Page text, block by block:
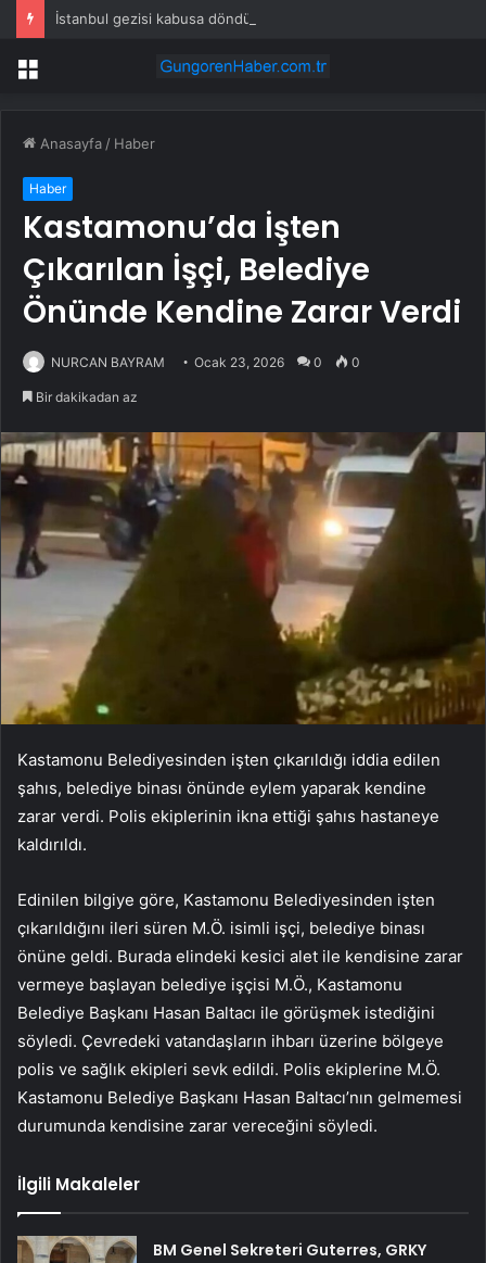
Menü
Anasayfa / Haber
Haber
Kastamonu’da İşten
Çıkarılan İşçi, Belediye
Önünde Kendine Zarar Verdi
NURCAN BAYRAM Ocak 23, 2026 0 0
Bir dakikadan az
Kastamonu Belediyesinden işten çıkarıldığı iddia edilen
şahıs, belediye binası önünde eylem yaparak kendine
zarar verdi. Polis ekiplerinin ikna ettiği şahıs hastaneye
kaldırıldı.
Edinilen bilgiye göre, Kastamonu Belediyesinden işten
çıkarıldığını ileri süren M.Ö. isimli işçi, belediye binası
önüne geldi. Burada elindeki kesici alet ile kendisine zarar
vermeye başlayan belediye işçisi M.Ö., Kastamonu
Belediye Başkanı Hasan Baltacı ile görüşmek istediğini
söyledi. Çevredeki vatandaşların ihbarı üzerine bölgeye
polis ve sağlık ekipleri sevk edildi. Polis ekiplerine M.Ö.
Kastamonu Belediye Başkanı Hasan Baltacı’nın gelmemesi
durumunda kendisine zarar vereceğini söyledi.
İlgili Makaleler
BM Genel Sekreteri Guterres, GRKY